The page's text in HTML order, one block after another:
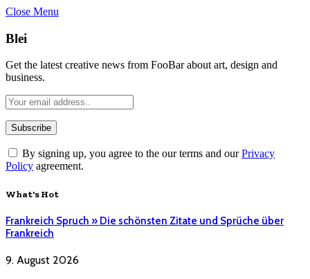
Close Menu
Blei
Get the latest creative news from FooBar about art, design and
business.
By signing up, you agree to the our terms and ourPrivacy
Policy agreement.
What's Hot
Frankreich Spruch » Die schönsten Zitate und Sprüche über
Frankreich
9. August 2026